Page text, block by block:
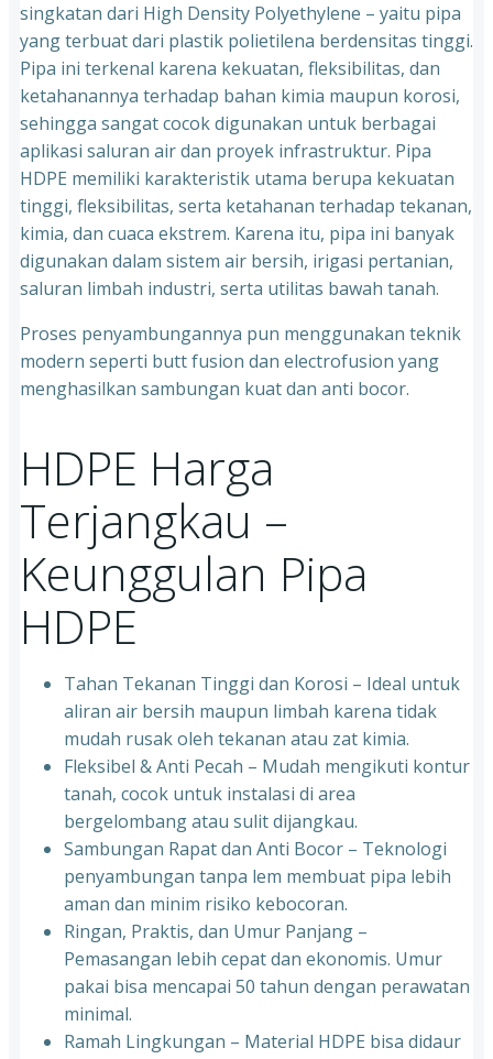
singkatan dari High Density Polyethylene – yaitu pipa
yang terbuat dari plastik polietilena berdensitas tinggi.
Pipa ini terkenal karena kekuatan, fleksibilitas, dan
ketahanannya terhadap bahan kimia maupun korosi,
sehingga sangat cocok digunakan untuk berbagai
aplikasi saluran air dan proyek infrastruktur. Pipa
HDPE memiliki karakteristik utama berupa kekuatan
tinggi, fleksibilitas, serta ketahanan terhadap tekanan,
kimia, dan cuaca ekstrem. Karena itu, pipa ini banyak
digunakan dalam sistem air bersih, irigasi pertanian,
saluran limbah industri, serta utilitas bawah tanah.
Proses penyambungannya pun menggunakan teknik
modern seperti butt fusion dan electrofusion yang
menghasilkan sambungan kuat dan anti bocor.
HDPE Harga
Terjangkau –
Keunggulan Pipa
HDPE
Tahan Tekanan Tinggi dan Korosi – Ideal untuk
aliran air bersih maupun limbah karena tidak
mudah rusak oleh tekanan atau zat kimia.
Fleksibel & Anti Pecah – Mudah mengikuti kontur
tanah, cocok untuk instalasi di area
bergelombang atau sulit dijangkau.
Sambungan Rapat dan Anti Bocor – Teknologi
penyambungan tanpa lem membuat pipa lebih
aman dan minim risiko kebocoran.
Ringan, Praktis, dan Umur Panjang –
Pemasangan lebih cepat dan ekonomis. Umur
pakai bisa mencapai 50 tahun dengan perawatan
minimal.
Ramah Lingkungan – Material HDPE bisa didaur